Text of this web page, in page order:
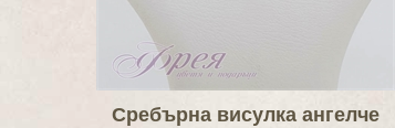
Сребърна висулка ангелче